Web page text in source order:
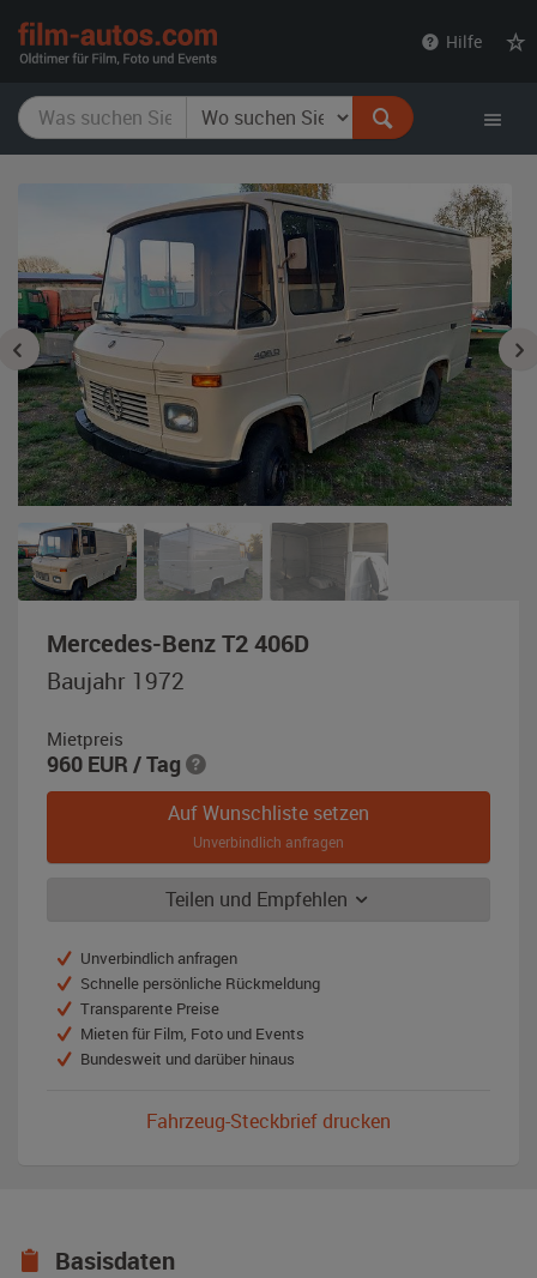
Hilfe
Mercedes-Benz T2 406D
Baujahr 1972
Mietpreis
960 EUR / Tag
Auf Wunschliste setzen
Unverbindlich anfragen
Teilen und Empfehlen
Unverbindlich anfragen
Schnelle persönliche Rückmeldung
Transparente Preise
Mieten für Film, Foto und Events
Bundesweit und darüber hinaus
Fahrzeug-Steckbrief drucken
Basisdaten